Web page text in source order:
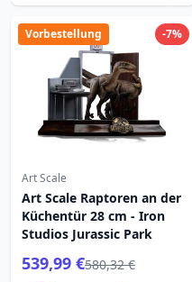
-7%
Vorbestellung
Art Scale
Art Scale Raptoren an der
Küchentür 28 cm - Iron
Studios Jurassic Park
539,99 €580,32 €